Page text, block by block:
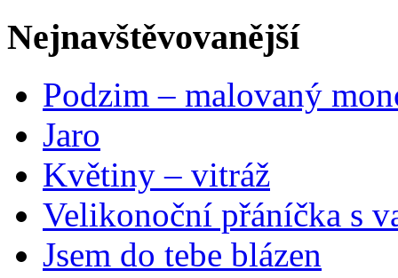
Nejnavštěvovanější
Podzim – malovaný
Jaro
Květiny – vitráž
Velikonoční přáníčka s
Jsem do tebe blázen